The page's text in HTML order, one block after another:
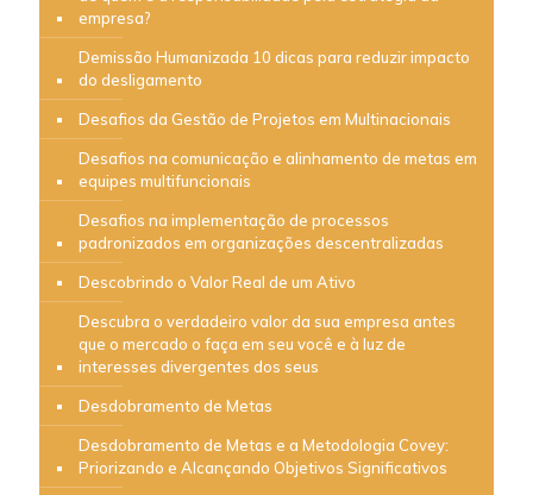
empresa?
Demissão Humanizada 10 dicas para reduzir impacto
do desligamento
Desafios da Gestão de Projetos em Multinacionais
Desafios na comunicação e alinhamento de metas em
equipes multifuncionais
Desafios na implementação de processos
padronizados em organizações descentralizadas
Descobrindo o Valor Real de um Ativo
Descubra o verdadeiro valor da sua empresa antes
que o mercado o faça em seu você e à luz de
interesses divergentes dos seus
Desdobramento de Metas
Desdobramento de Metas e a Metodologia Covey:
Priorizando e Alcançando Objetivos Significativos